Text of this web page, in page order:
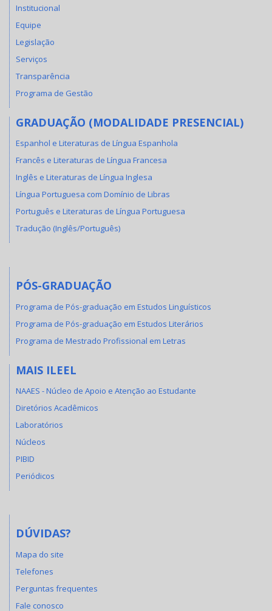
Institucional
Equipe
Legislação
Serviços
Transparência
Programa de Gestão
GRADUAÇÃO (MODALIDADE PRESENCIAL)
Espanhol e Literaturas de Língua Espanhola
Francês e Literaturas de Língua Francesa
Inglês e Literaturas de Língua Inglesa
Língua Portuguesa com Domínio de Libras
Português e Literaturas de Língua Portuguesa
Tradução (Inglês/Português)
PÓS-GRADUAÇÃO
Programa de Pós-graduação em Estudos Linguísticos
Programa de Pós-graduação em Estudos Literários
Programa de Mestrado Profissional em Letras
MAIS ILEEL
NAAES - Núcleo de Apoio e Atenção ao Estudante
Diretórios Acadêmicos
Laboratórios
Núcleos
PIBID
Periódicos
DÚVIDAS?
Mapa do site
Telefones
Perguntas frequentes
Fale conosco